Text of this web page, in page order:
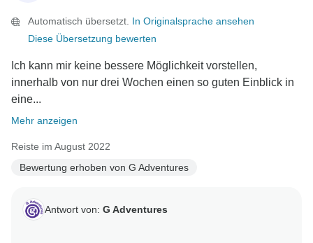
Automatisch übersetzt. In Originalsprache ansehen
Diese Übersetzung bewerten
Ich kann mir keine bessere Möglichkeit vorstellen,
innerhalb von nur drei Wochen einen so guten Einblick in
eine...
Mehr anzeigen
Reiste im August 2022
Bewertung erhoben von G Adventures
Antwort von: G Adventures